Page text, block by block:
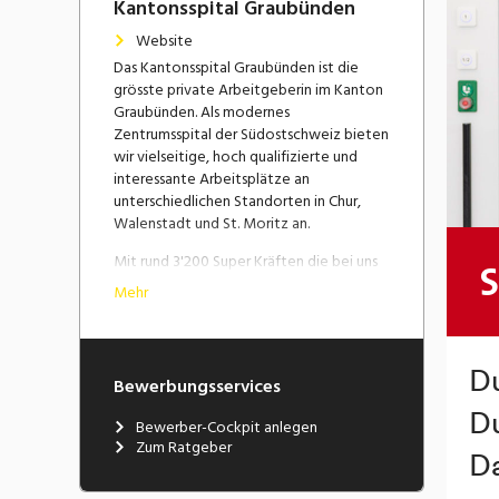
Kantonsspital Graubünden
Website
Das Kantonsspital Graubünden ist die
grösste private Arbeitgeberin im Kanton
Graubünden. Als modernes
Zentrumsspital der Südostschweiz bieten
wir vielseitige, hoch qualifizierte und
interessante Arbeitsplätze an
unterschiedlichen Standorten in Chur,
Walenstadt und St. Moritz an.
Mit rund 3'200 Super Kräften die bei uns
arbeiten, verfügen wir über eine
attraktive Grösse: wir sind klein genug,
und Methoden zu finanzieren, sodass
Spitzenmedizin angeboten werden
kann.
Mehr
Bewerbungsservices
Bewerber-Cockpit anlegen
Zum Ratgeber